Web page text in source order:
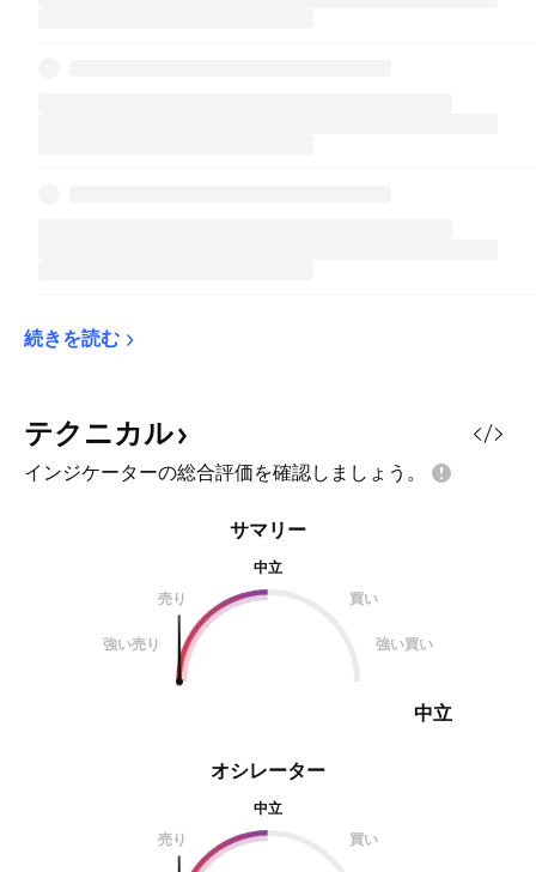
続きを読む
テクニカル
インジケーターの総合評価を確認しましょう。
オシレーター
中立
売り
買い
サマリー
中立
売り
買い
強い売り 強い買い
中立